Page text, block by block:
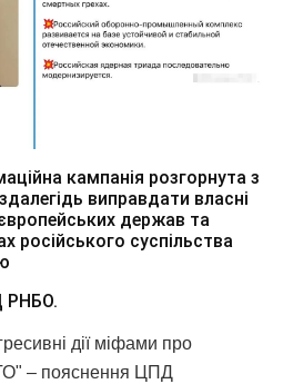
кампанія розгорнута з
виправдати власні
європейських держав та
російського суспільства
РНБО.
дії міфами про
– пояснення ЦПД